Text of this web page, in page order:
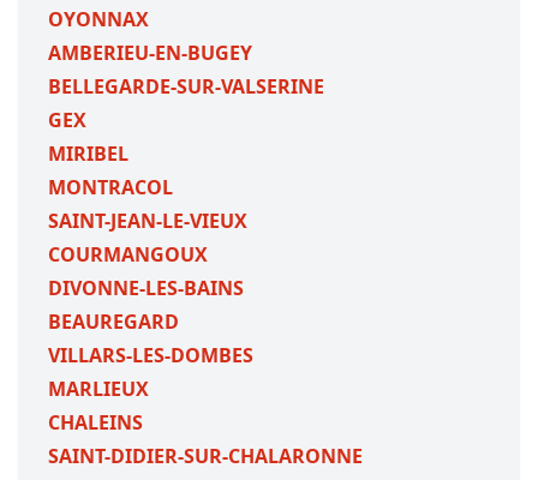
OYONNAX
AMBERIEU-EN-BUGEY
BELLEGARDE-SUR-VALSERINE
GEX
MIRIBEL
MONTRACOL
SAINT-JEAN-LE-VIEUX
COURMANGOUX
DIVONNE-LES-BAINS
BEAUREGARD
VILLARS-LES-DOMBES
MARLIEUX
CHALEINS
SAINT-DIDIER-SUR-CHALARONNE